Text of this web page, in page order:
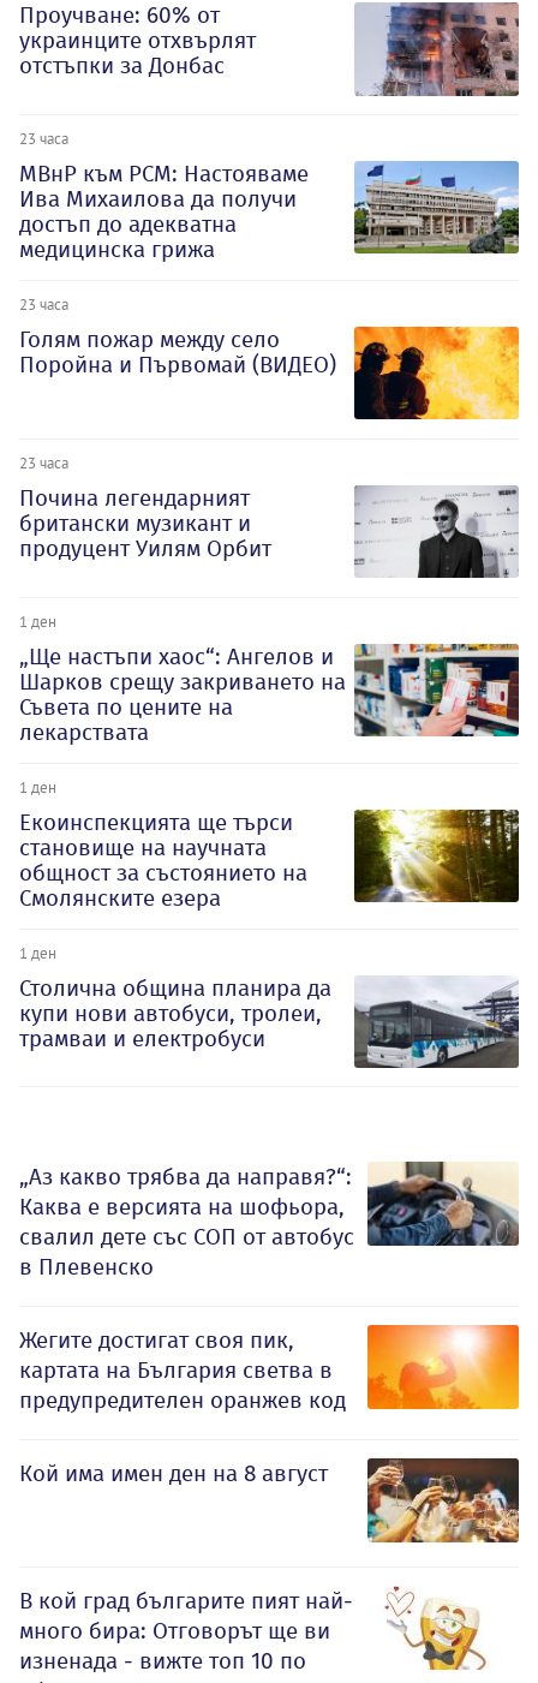
Проучване: 60% от
украинците отхвърлят
отстъпки за Донбас
23 часа
МВнР към РСМ: Настояваме
Ива Михаилова да получи
достъп до адекватна
медицинска грижа
23 часа
Голям пожар между село
Поройна и Първомай (ВИДЕО)
23 часа
Почина легендарният
британски музикант и
продуцент Уилям Орбит
1 ден
„Ще настъпи хаос“: Ангелов и
Шарков срещу закриването на
Съвета по цените на
лекарствата
1 ден
Екоинспекцията ще търси
становище на научната
общност за състоянието на
Смолянските езера
1 ден
Столична община планира да
купи нови автобуси, тролеи,
трамваи и електробуси
„Аз какво трябва да направя?“:
Каква е версията на шофьора,
свалил дете със СОП от автобус
в Плевенско
Жегите достигат своя пик,
картата на България светва в
предупредителен оранжев код
Кой има имен ден на 8 август
В кой град българите пият най-
много бира: Отговорът ще ви
изненада - вижте топ 10 по